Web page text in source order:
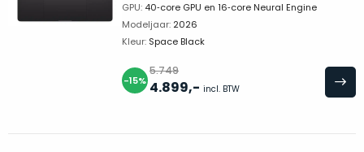
GPU: 40‑core GPU en 16‑core Neural Engine
Modeljaar: 2026
Kleur: Space Black
-15%
5.749
4.899,- incl. BTW
complete
behuizing
perfecte